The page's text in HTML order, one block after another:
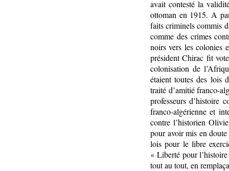
avait contesté la
ottoman en 1915. A
faits criminels commis
comme des crimes
noirs vers les colonies
président Chirac fit
colonisation de
étaient toutes des lois
traité d’amitié franco-
professeurs d’histoire
franco-algérienne et
contre l’historien
pour avoir mis en
lois pour le libre
« Liberté pour
tout au tout, en